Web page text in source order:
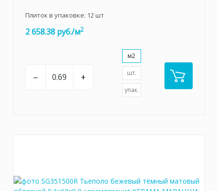
Плиток в упаковке: 12шт
2 658.38 руб./м2
– +
м2
шт.
упак.